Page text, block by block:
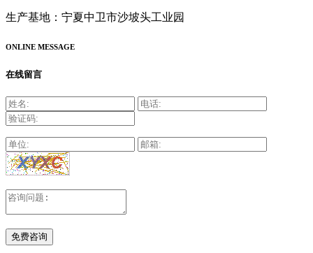
生产基地：宁夏中卫市沙坡头工业园
ONLINE MESSAGE
在线留言